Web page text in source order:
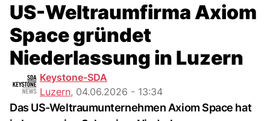
US-Weltraumfirma Axiom
Space gründet
Niederlassung in Luzern
Keystone-SDA
Luzern, 04.06.2026 - 13:34
Das US-Weltraumunternehmen Axiom Space hat